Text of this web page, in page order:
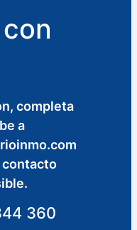
completa
a
contacto
360